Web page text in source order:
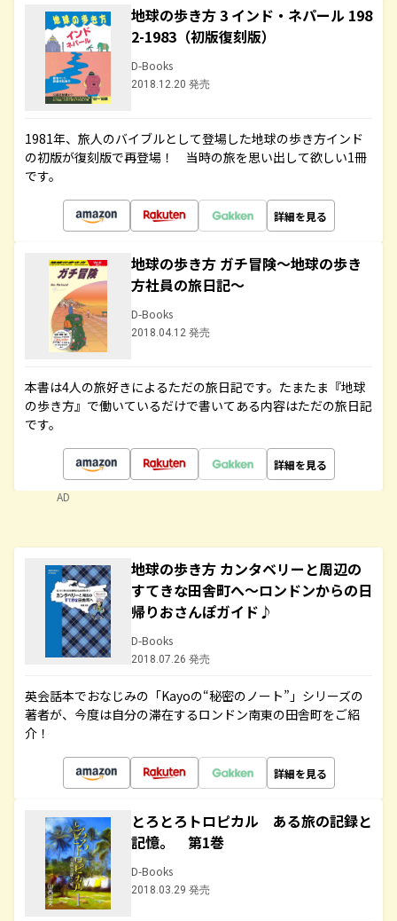
地球の歩き方 3 インド・ネパール 198
2-1983（初版復刻版）
D-Books
2018.12.20 発売
1981年、旅人のバイブルとして登場した地球の歩き方インド
の初版が復刻版で再登場！ 当時の旅を思い出して欲しい1冊
です。
詳細を見る
地球の歩き方 ガチ冒険～地球の歩き
方社員の旅日記～
D-Books
2018.04.12 発売
本書は4人の旅好きによるただの旅日記です。たまたま『地球
の歩き方』で働いているだけで書いてある内容はただの旅日記
です。
詳細を見る
AD
地球の歩き方 カンタベリーと周辺の
すてきな田舎町へ～ロンドンからの日
帰りおさんぽガイド♪
D-Books
2018.07.26 発売
英会話本でおなじみの「Kayoの“秘密のノート”」シリーズの
著者が、今度は自分の滞在するロンドン南東の田舎町をご紹
介！
詳細を見る
とろとろトロピカル ある旅の記録と
記憶。 第1巻
D-Books
2018.03.29 発売